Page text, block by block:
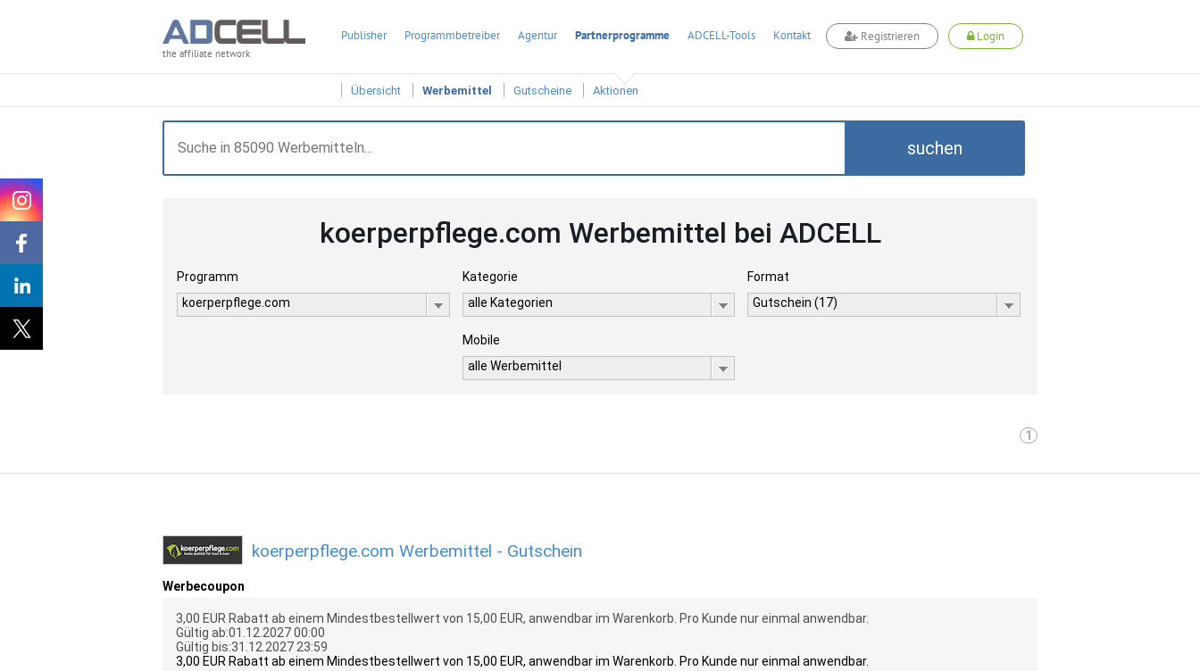
the affiliate network
Publisher Programmbetreiber Agentur Partnerprogramme ADCELL-Tools Kontakt Registrieren Login
Übersicht Werbemittel Gutscheine Aktionen
suchen
koerperpflege.com Werbemittel bei ADCELL
Programm
koerperpflege.com
Kategorie
alle Kategorien
Format
Gutschein (17)
Mobile
alle Werbemittel
1
koerperpflege.com Werbemittel - Gutschein
Werbecoupon
3,00 EUR Rabatt ab einem Mindestbestellwert von 15,00 EUR, anwendbar im Warenkorb. Pro Kunde nur einmal anwendbar.
Gültig ab:01.12.2027 00:00
Gültig bis:31.12.2027 23:59
3,00 EUR Rabatt ab einem Mindestbestellwert von 15,00 EUR, anwendbar im Warenkorb. Pro Kunde nur einmal anwendbar.